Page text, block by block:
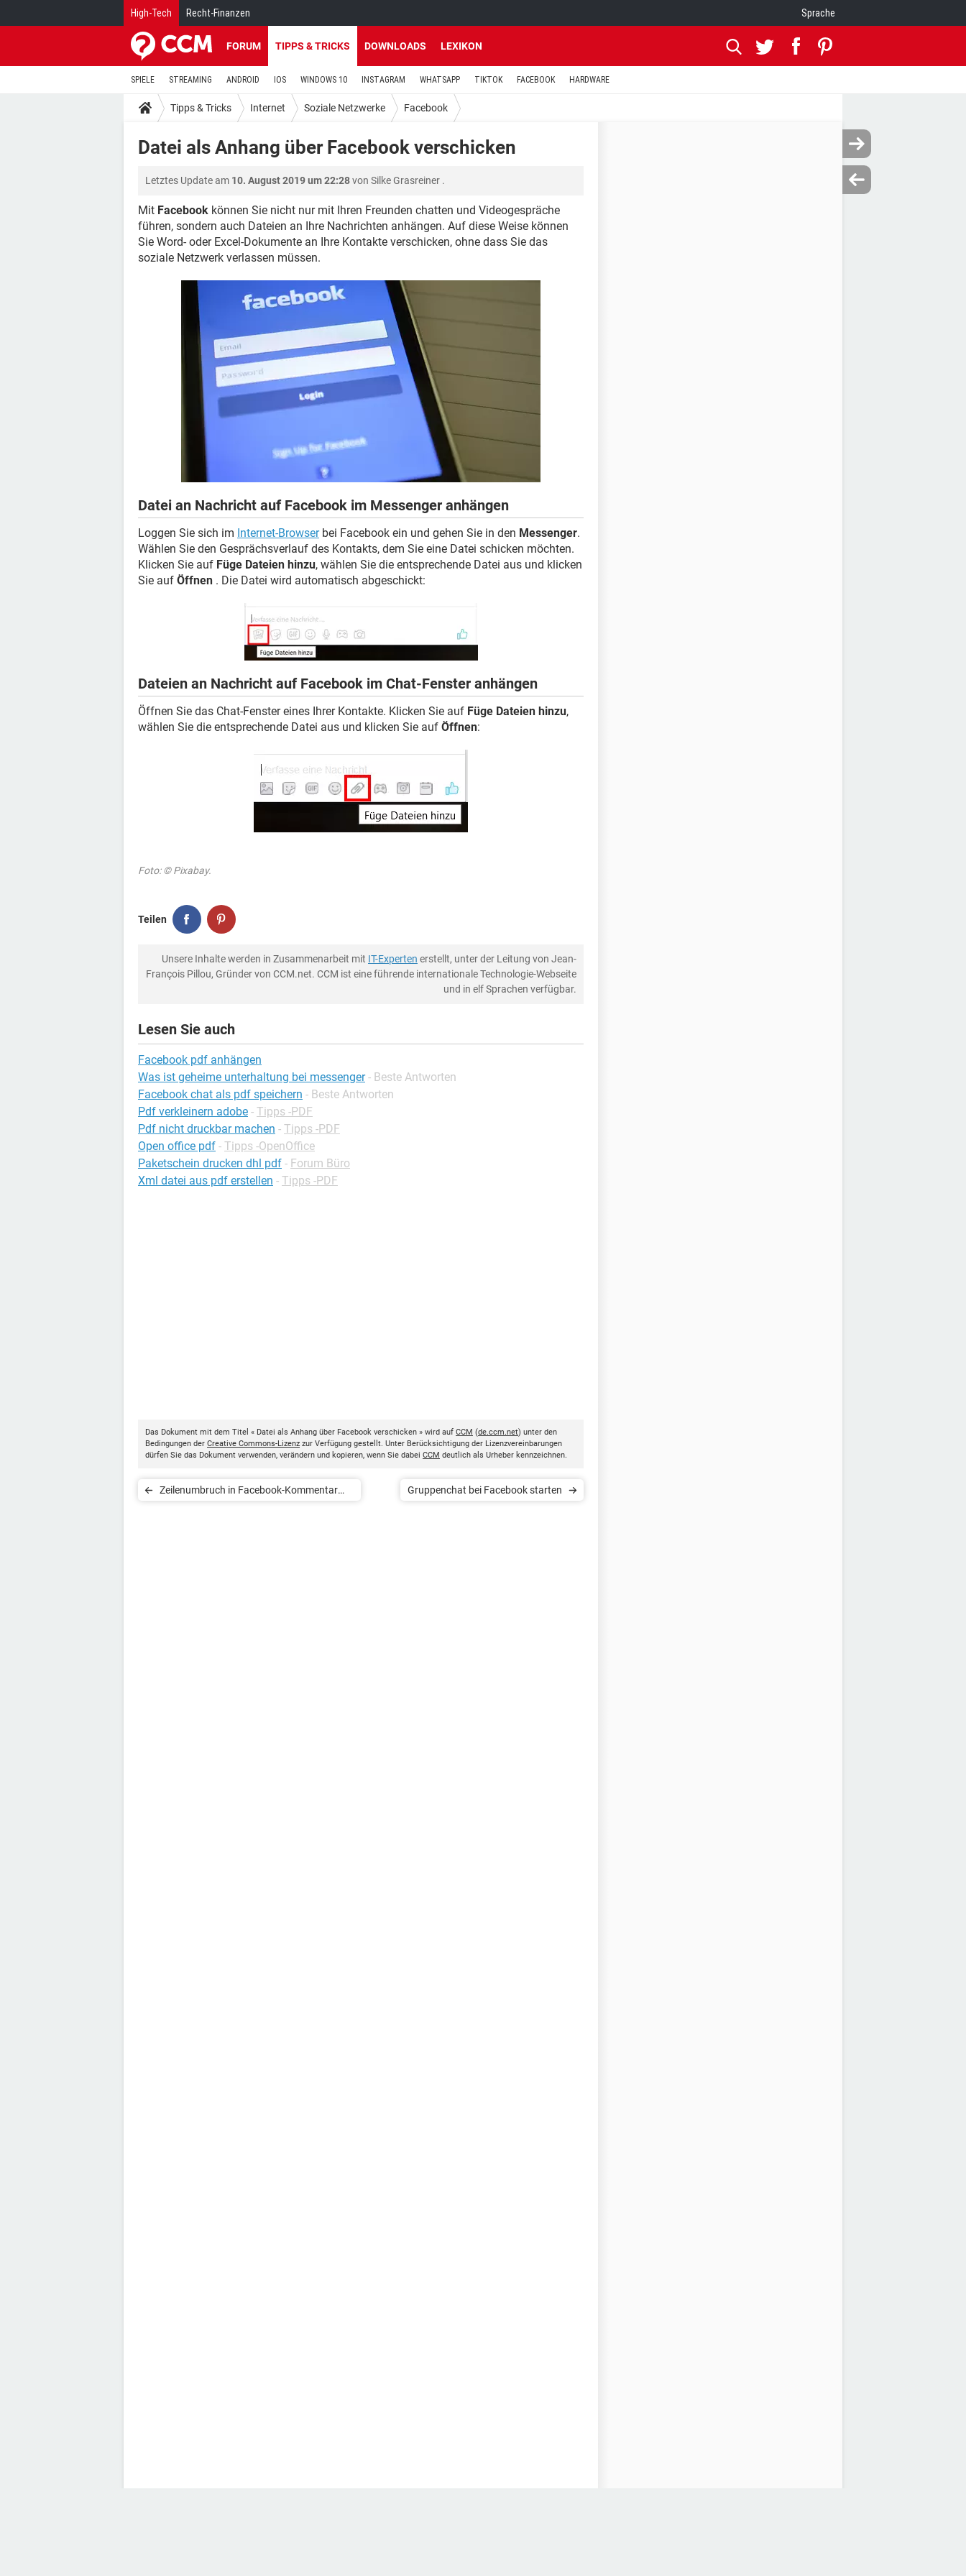
High-Tech Recht-Finanzen Sprache
FORUM TIPPS & TRICKS DOWNLOADS LEXIKON
SPIELE STREAMING ANDROID IOS WINDOWS 10 INSTAGRAM WHATSAPP TIKTOK FACEBOOK HARDWARE
Tipps & Tricks Internet Soziale Netzwerke Facebook
Datei als Anhang über Facebook verschicken
Letztes Update am 10. August 2019 um 22:28von Silke Grasreiner .
Mit Facebook können Sie nicht nur mit Ihren Freunden chatten und Videogespräche
führen, sondern auch Dateien an Ihre Nachrichten anhängen. Auf diese Weise können
Sie Word- oder Excel-Dokumente an Ihre Kontakte verschicken, ohne dass Sie das
soziale Netzwerk verlassen müssen.
Datei an Nachricht auf Facebook im Messenger anhängen
Loggen Sie sich im Internet-Browserbei Facebook ein und gehen Sie in den Messenger.
Wählen Sie den Gesprächsverlauf des Kontakts, dem Sie eine Datei schicken möchten.
Klicken Sie auf Füge Dateien hinzu, wählen Sie die entsprechende Datei aus und klicken
Sie auf Öffnen . Die Datei wird automatisch abgeschickt:
Dateien an Nachricht auf Facebook im Chat-Fenster anhängen
Öffnen Sie das Chat-Fenster eines Ihrer Kontakte. Klicken Sie auf Füge Dateien hinzu,
wählen Sie die entsprechende Datei aus und klicken Sie auf Öffnen:
Foto: © Pixabay.
Teilen
Unsere Inhalte werden in Zusammenarbeit mit IT-Experten erstellt, unter der Leitung von Jean-
François Pillou, Gründer von CCM.net. CCM ist eine führende internationale Technologie-Webseite
und in elf Sprachen verfügbar.
Lesen Sie auch
Facebook pdf anhängen
Was ist geheime unterhaltung bei messenger - Beste Antworten
Facebook chat als pdf speichern - Beste Antworten
Pdf verkleinern adobe - Tipps -PDF
Pdf nicht druckbar machen - Tipps -PDF
Open office pdf - Tipps -OpenOffice
Paketschein drucken dhl pdf - Forum Büro
Xml datei aus pdf erstellen - Tipps -PDF
Das Dokument mit dem Titel « Datei als Anhang über Facebook verschicken » wird auf CCM (de.ccm.net) unter den
Bedingungen der Creative Commons-Lizenz zur Verfügung gestellt. Unter Berücksichtigung der Lizenzvereinbarungen
dürfen Sie das Dokument verwenden, verändern und kopieren, wenn Sie dabei CCM deutlich als Urheber kennzeichnen.
Zeilenumbruch in Facebook-Kommentar
Gruppenchat bei Facebook starten